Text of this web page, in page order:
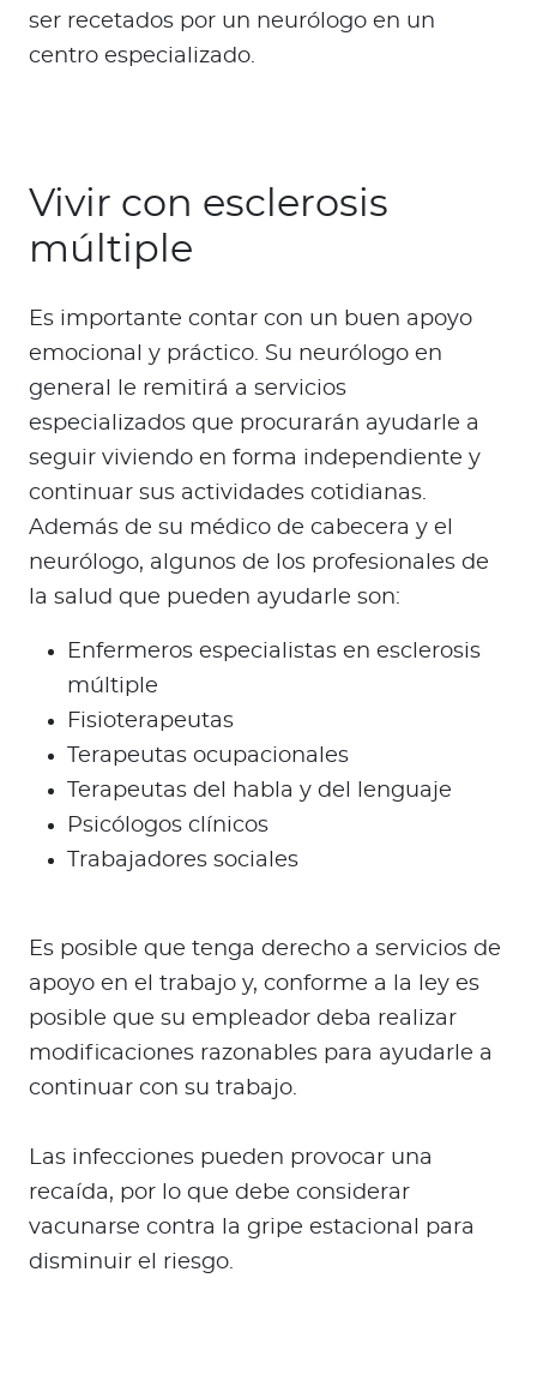
ser recetados por un neurólogo en un
centro especializado.
Vivir con esclerosis
múltiple
Es importante contar con un buen apoyo
emocional y práctico. Su neurólogo en
general le remitirá a servicios
especializados que procurarán ayudarle a
seguir viviendo en forma independiente y
continuar sus actividades cotidianas.
Además de su médico de cabecera y el
neurólogo, algunos de los profesionales de
la salud que pueden ayudarle son:
Enfermeros especialistas en esclerosis
múltiple
Fisioterapeutas
Terapeutas ocupacionales
Terapeutas del habla y del lenguaje
Psicólogos clínicos
Trabajadores sociales
Es posible que tenga derecho a servicios de
apoyo en el trabajo y, conforme a la ley es
posible que su empleador deba realizar
modificaciones razonables para ayudarle a
continuar con su trabajo.
Las infecciones pueden provocar una
recaída, por lo que debe considerar
vacunarse contra la gripe estacional para
disminuir el riesgo.